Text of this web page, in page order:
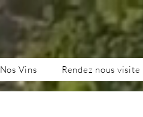
Nos Vins Rendez nous visite